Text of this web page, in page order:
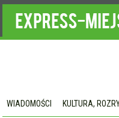
WIADOMOŚCI KULTURA,